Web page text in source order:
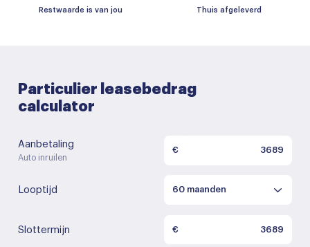
Restwaarde is van jou Thuis afgeleverd
Particulier leasebedrag
calculator
Aanbetaling
Auto inruilen
€
Looptijd
Slottermijn €